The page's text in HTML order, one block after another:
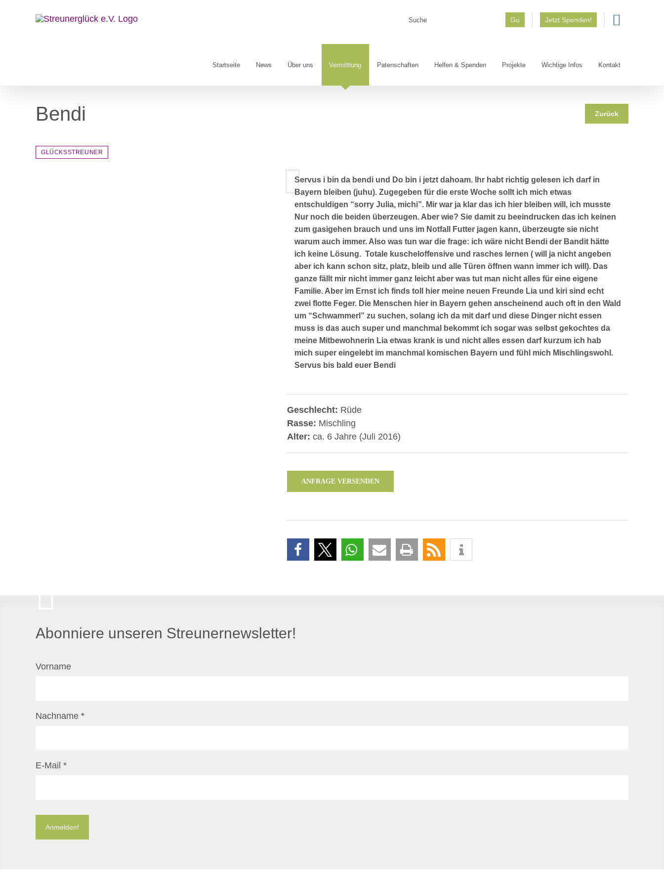
Go Jetzt Spenden!
Startseite News Über uns Vermittlung Patenschaften Helfen & Spenden Projekte Wichtige Infos Kontakt
Bendi Zurück
GLÜCKSSTREUNER
Servus i bin da bendi und Do bin i jetzt dahoam. Ihr habt richtig gelesen ich darf in
Bayern bleiben (juhu). Zugegeben für die erste Woche sollt ich mich etwas
entschuldigen “sorry Julia, michi”. Mir war ja klar das ich hier bleiben will, ich musste
Nur noch die beiden überzeugen. Aber wie? Sie damit zu beeindrucken das ich keinen
zum gasigehen brauch und uns im Notfall Futter jagen kann, überzeugte sie nicht
warum auch immer. Also was tun war die frage: ich wäre nicht Bendi der Bandit hätte
ich keine Lösung. Totale kuscheloffensive und rasches lernen ( will ja nicht angeben
aber ich kann schon sitz, platz, bleib und alle Türen öffnen wann immer ich will). Das
ganze fällt mir nicht immer ganz leicht aber was tut man nicht alles für eine eigene
Familie. Aber im Ernst ich finds toll hier meine neuen Freunde Lia und kiri sind echt
zwei flotte Feger. Die Menschen hier in Bayern gehen anscheinend auch oft in den Wald
um “Schwammerl” zu suchen, solang ich da mit darf und diese Dinger nicht essen
muss is das auch super und manchmal bekommt ich sogar was selbst gekochtes da
meine Mitbewohnerin Lia etwas krank is und nicht alles essen darf kurzum ich hab
mich super eingelebt im manchmal komischen Bayern und fühl mich Mischlingswohl.
Servus bis bald euer Bendi
Geschlecht: Rüde
Rasse: Mischling
Alter: ca. 6 Jahre (Juli 2016)
ANFRAGE VERSENDEN
Abonniere unseren Streunernewsletter!
Vorname
Nachname *
E-Mail *